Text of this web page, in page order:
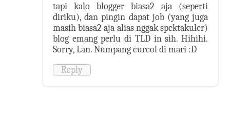
tapi kalo blogger biasa2 aja (seperti
diriku), dan pingin dapat job (yang juga
masih biasa2 aja alias nggak spektakuler)
blog emang perlu di TLD in sih. Hihihi.
Sorry, Lan. Numpang curcol di mari :D
Reply